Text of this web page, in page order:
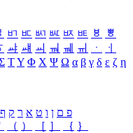
ㅲ ㅳ ㅴ ㅵ ㅶ ㅷ ㅸ
ㅹ
ㆇ ㆈ ㆉ ㆊ ㆋ ㆌ ㆍ
ㆎ
ΤΥ Φ Χ Ψ Ω α β γ δ ε ζ η
פ ם ן ו ט א ר ק ף
（ ） ［ ］ ｛ ｝